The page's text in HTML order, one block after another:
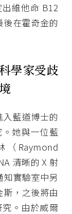
維他命 B12
在霍奇金的
學家受歧
藍道博士的
她與一位藍
Raymond
清晰的 X 射
實驗室中另
，之後將由
。由於威爾